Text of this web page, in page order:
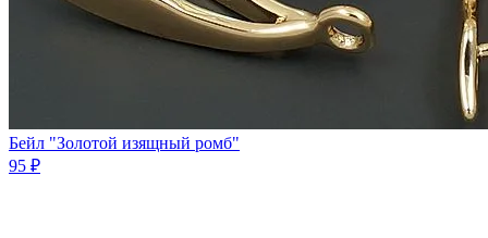
Бейл "Золотой изящный ромб"
95 ₽